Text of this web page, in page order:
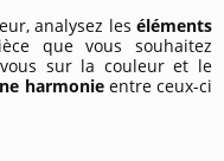
analysez les éléments
que vous souhaitez
sur la couleur et le
harmonie entre ceux-ci